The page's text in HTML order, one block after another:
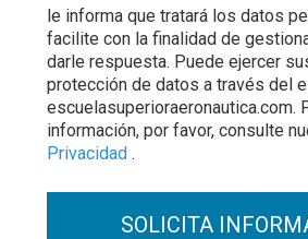
le informa que tratará los datos
facilite con la finalidad de
darle respuesta. Puede ejercer
protección de datos a través del
escuelasuperioraeronautica.com.
información, por favor, consulte
Privacidad .